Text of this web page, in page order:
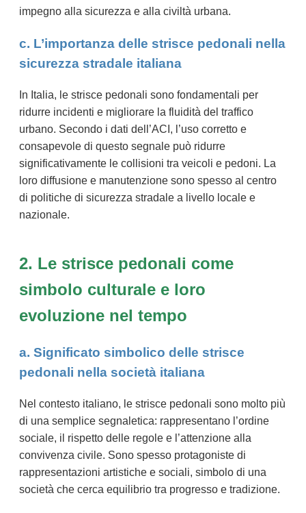
impegno alla sicurezza e alla civiltà urbana.
c. L’importanza delle strisce pedonali nella
sicurezza stradale italiana
In Italia, le strisce pedonali sono fondamentali per
ridurre incidenti e migliorare la fluidità del traffico
urbano. Secondo i dati dell’ACI, l’uso corretto e
consapevole di questo segnale può ridurre
significativamente le collisioni tra veicoli e pedoni. La
loro diffusione e manutenzione sono spesso al centro
di politiche di sicurezza stradale a livello locale e
nazionale.
2. Le strisce pedonali come
simbolo culturale e loro
evoluzione nel tempo
a. Significato simbolico delle strisce
pedonali nella società italiana
Nel contesto italiano, le strisce pedonali sono molto più
di una semplice segnaletica: rappresentano l’ordine
sociale, il rispetto delle regole e l’attenzione alla
convivenza civile. Sono spesso protagoniste di
rappresentazioni artistiche e sociali, simbolo di una
società che cerca equilibrio tra progresso e tradizione.